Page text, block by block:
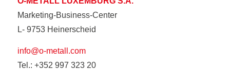
Marketing-Business-Center
L- 9753 Heinerscheid
info@o-metall.com
Tel.: +352 997 323 20